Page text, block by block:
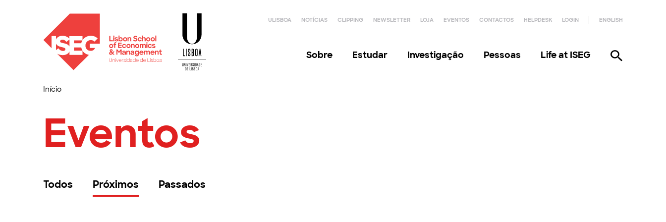
ULISBOA NOTÍCIAS CLIPPING NEWSLETTER LOJA EVENTOS CONTACTOS HELPDESK LOGIN ENGLISH
Sobre Estudar Investigação Pessoas Life at ISEG
Início
Eventos
Todos Próximos Passados